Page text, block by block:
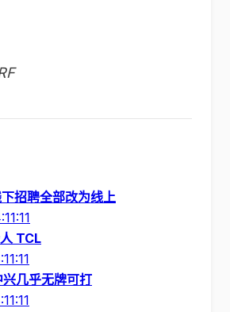
招聘全部改为线上
TCL
几乎无牌可打